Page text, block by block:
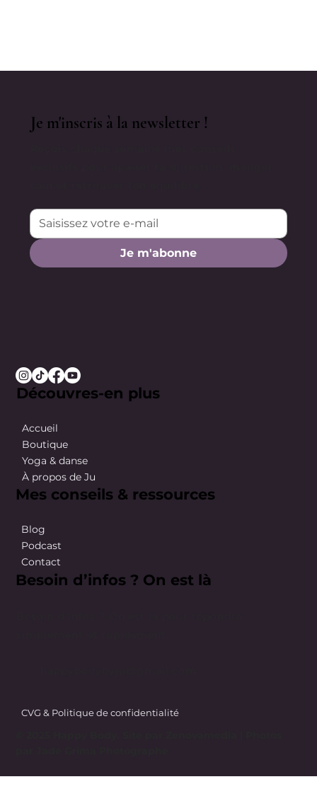
Je m'abonne
Je m'inscris à la newsletter !
CVG & Politique de confidentialité
Découvres-en plus
Accueil
Boutique
Yoga & danse
À propos de Ju
Mes conseils & ressources
Blog
Podcast
Contact
Besoin d’infos ? On est là